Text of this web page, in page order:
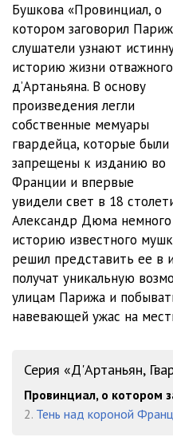
009
010
011
012
013
014
015
016
017
018
020
021
Бушкова «Провинциал, о
котором заговорил
слушатели узнают
историю жизни отважного
д’Артаньяна. В основу
произведения легли
собственные мемуары
гвардейца, которые были
запрещены к изданию во
Франции и впервые
увидели свет в 18
Александр Дюма
историю известного
решил представить ее в
получат уникальную
улицам Парижа и
навевающей ужас на
Серия «Д'Артаньян,
Провинциал, о котором
2. Тень над короной